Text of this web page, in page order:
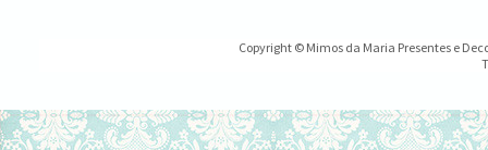
Copyright © Mimos da Maria Presentes e